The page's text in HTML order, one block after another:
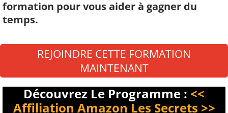
formation pour vous aider à gagner du
temps.
REJOINDRE CETTE FORMATION
MAINTENANT
Découvrez Le Programme : <<
Affiliation Amazon Les Secrets >>